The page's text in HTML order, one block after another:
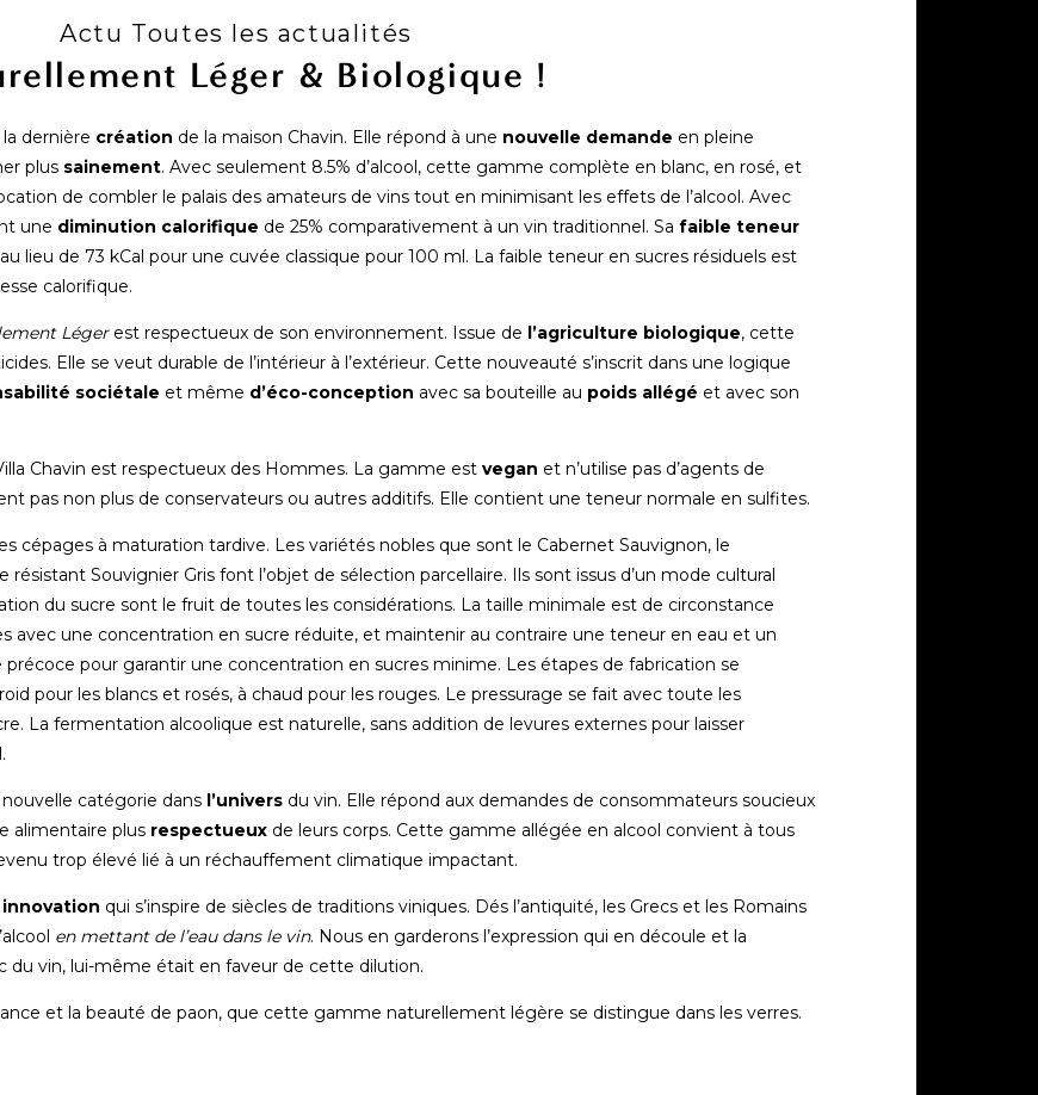
Actu Toutes les actualités
Léger & Biologique !
dernière création de la maison Chavin. Elle répond à une nouvelle demande en pleine
plus sainement. Avec seulement 8.5% d’alcool, cette gamme complète en blanc, en rosé, et
de combler le palais des amateurs de vins tout en minimisant les effets de l’alcool. Avec
une diminution calorifique de 25% comparativement à un vin traditionnel. Sa faible teneur
lieu de 73 kCal pour une cuvée classique pour 100 ml. La faible teneur en sucres résiduels est
calorifique.
Légerest respectueux de son environnement. Issue de l’agriculture biologique, cette
Elle se veut durable de l’intérieur à l’extérieur. Cette nouveauté s’inscrit dans une logique
sociétale et même d’éco-conception avec sa bouteille au poids allégé et avec son
Chavin est respectueux des Hommes. La gamme est vegan et n’utilise pas d’agents de
pas non plus de conservateurs ou autres additifs. Elle contient une teneur normale en sulfites.
cépages à maturation tardive. Les variétés nobles que sont le Cabernet Sauvignon, le
résistant Souvignier Gris font l’objet de sélection parcellaire. Ils sont issus d’un mode cultural
du sucre sont le fruit de toutes les considérations. La taille minimale est de circonstance
avec une concentration en sucre réduite, et maintenir au contraire une teneur en eau et un
pour garantir une concentration en sucres minime. Les étapes de fabrication se
pour les blancs et rosés, à chaud pour les rouges. Le pressurage se fait avec toute les
La fermentation alcoolique est naturelle, sans addition de levures externes pour laisser
catégorie dans l’univers du vin. Elle répond aux demandes de consommateurs soucieux
alimentaire plus respectueux de leurs corps. Cette gamme allégée en alcool convient à tous
trop élevé lié à un réchauffement climatique impactant.
innovation qui s’inspire de siècles de traditions viniques. Dés l’antiquité, les Grecs et les Romains
en mettant de l’eau dans le vin. Nous en garderons l’expression qui en découle et la
du vin, lui-même était en faveur de cette dilution.
et la beauté de paon, que cette gamme naturellement légère se distingue dans les verres.